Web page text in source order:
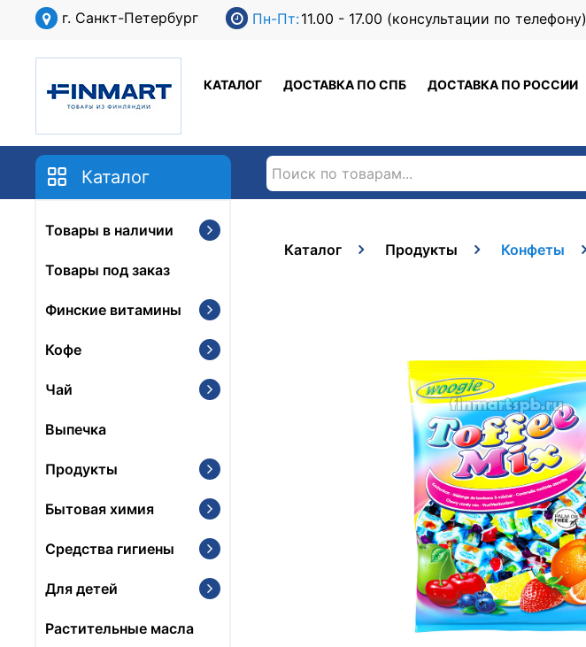
г. Санкт-Петербург Пн-Пт:11.00 - 17.00 (консультации по телефону)
КАТАЛОГ ДОСТАВКА ПО СПБ ДОСТАВКА ПО РОССИИ
Каталог
Товары в наличии
Товары под заказ
Финские витамины
Кофе
Чай
Выпечка
Продукты
Бытовая химия
Средства гигиены
Для детей
Растительные масла
Каталог Продукты Конфеты